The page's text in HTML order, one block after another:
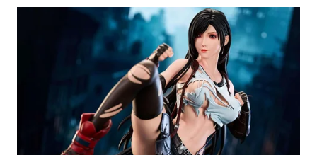
WAHANANEWS
WAHANANEWS
NET